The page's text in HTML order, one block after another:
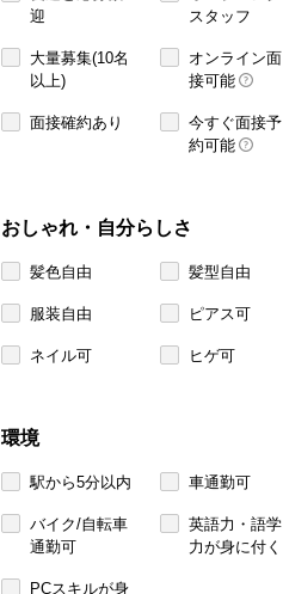
迎
スタッフ
大量募集(10名
以上)
オンライン面
接可能
面接確約あり
今すぐ面接予
約可能
おしゃれ・自分らしさ
髪色自由 髪型自由
服装自由 ピアス可
ネイル可 ヒゲ可
環境
駅から5分以内 車通勤可
バイク/自転車
通勤可
英語力・語学
力が身に付く
PCスキルが身